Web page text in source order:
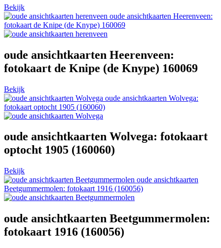
Bekijk
oude ansichtkaarten Heerenveen:
fotokaart de Knipe (de Knype) 160069
oude ansichtkaarten Heerenveen:
fotokaart de Knipe (de Knype) 160069
Bekijk
oude ansichtkaarten Wolvega:
fotokaart optocht 1905 (160060)
oude ansichtkaarten Wolvega: fotokaart
optocht 1905 (160060)
Bekijk
oude ansichtkaarten
Beetgummermolen: fotokaart 1916 (160056)
oude ansichtkaarten Beetgummermolen:
fotokaart 1916 (160056)